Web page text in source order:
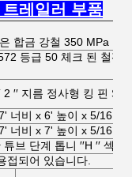
레일러 부품
합금 강철 350 MPa 출
등급 50 체크 된 철판
′′ 지름 정사형 킹 핀
너비 x 6' 높이 x 5/16 두
너비 x 7' 높이 x 5/16 두
브 단계 톱니 ′′H ′′ 섹
접되어 있습니다.